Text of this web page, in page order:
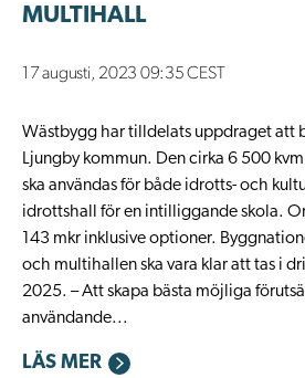
17 augusti, 2023 09:35 CEST
MULTIHALL
Wästbygg har tilldelats uppdraget att
Ljungby kommun. Den cirka 6 500
ska användas för både idrotts- och
idrottshall för en intilliggande skola.
143 mkr inklusive optioner.
och multihallen ska vara klar att tas i
2025. – Att skapa bästa möjliga
användande...
LÄS MER